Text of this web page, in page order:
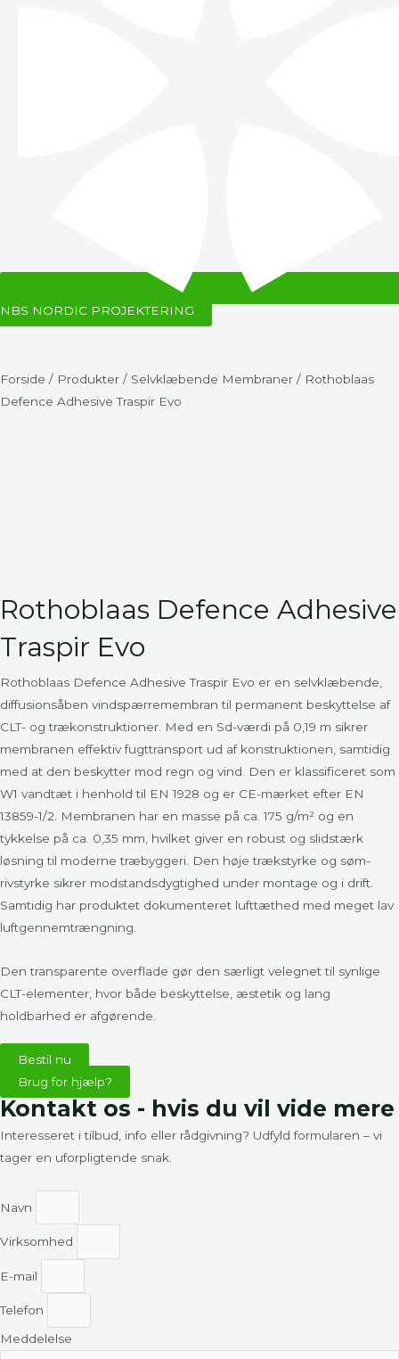
NBS NORDIC PROJEKTERING
Forside / Produkter / Selvklæbende Membraner / Rothoblaas
Defence Adhesive Traspir Evo
Rothoblaas Defence Adhesive
Traspir Evo
Rothoblaas Defence Adhesive Traspir Evo er en selvklæbende,
diffusionsåben vindspærremembran til permanent beskyttelse af
CLT- og trækonstruktioner. Med en Sd-værdi på 0,19 m sikrer
membranen effektiv fugttransport ud af konstruktionen, samtidig
med at den beskytter mod regn og vind. Den er klassificeret som
W1 vandtæt i henhold til EN 1928 og er CE-mærket efter EN
13859-1/2. Membranen har en masse på ca. 175 g/m² og en
tykkelse på ca. 0,35 mm, hvilket giver en robust og slidstærk
løsning til moderne træbyggeri. Den høje trækstyrke og søm-
rivstyrke sikrer modstandsdygtighed under montage og i drift.
Samtidig har produktet dokumenteret lufttæthed med meget lav
luftgennemtrængning.
Den transparente overflade gør den særligt velegnet til synlige
CLT-elementer, hvor både beskyttelse, æstetik og lang
holdbarhed er afgørende.
Bestil nu
Brug for hjælp?
Kontakt os - hvis du vil vide mere
Interesseret i tilbud, info eller rådgivning? Udfyld formularen – vi
tager en uforpligtende snak.
Navn
Virksomhed
E-mail
Telefon
Meddelelse